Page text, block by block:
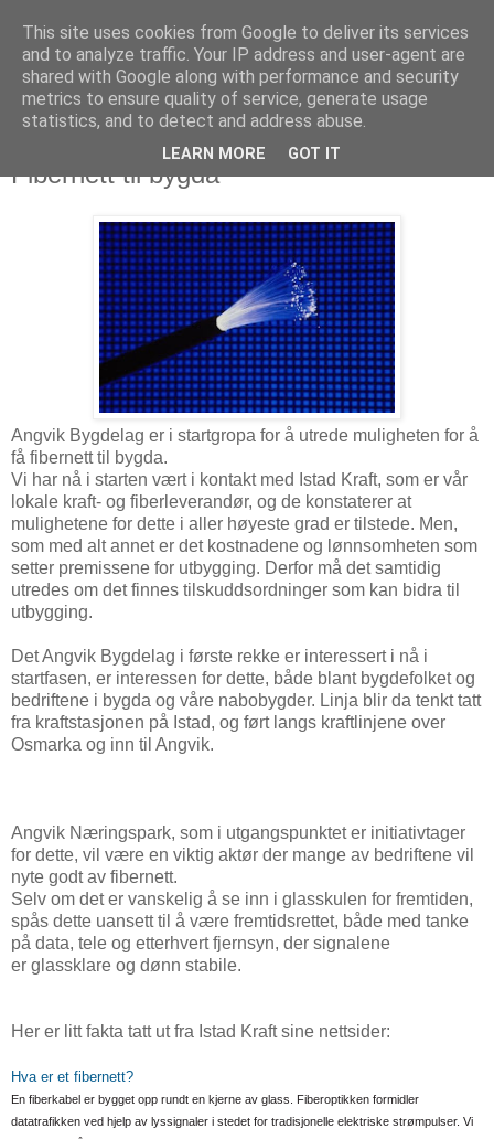
Fibernett til bygda
Angvik Bygdelag er i startgropa for å utrede muligheten for å
få fibernett til bygda.
Vi har nå i starten vært i kontakt med Istad Kraft, som er vår
lokale kraft- og fiberleverandør, og de konstaterer at
mulighetene for dette i aller høyeste grad er tilstede. Men,
som med alt annet er det kostnadene og lønnsomheten som
setter premissene for utbygging. Derfor må det samtidig
utredes om det finnes tilskuddsordninger som kan bidra til
utbygging.
Det Angvik Bygdelag i første rekke er interessert i nå i
startfasen, er interessen for dette, både blant bygdefolket og
bedriftene i bygda og våre nabobygder. Linja blir da tenkt tatt
fra kraftstasjonen på Istad, og ført langs kraftlinjene over
Osmarka og inn til Angvik.
Angvik Næringspark, som i utgangspunktet er initiativtager
for dette, vil være en viktig aktør der mange av bedriftene vil
nyte godt av fibernett.
Selv om det er vanskelig å se inn i glasskulen for fremtiden,
spås dette uansett til å være fremtidsrettet, både med tanke
på data, tele og etterhvert fjernsyn, der signalene
er glassklare og dønn stabile.
Her er litt fakta tatt ut fra Istad Kraft sine nettsider:
Hva er et fibernett?
En fiberkabel er bygget opp rundt en kjerne av glass. Fiberoptikken formidler
datatrafikken ved hjelp av lyssignaler i stedet for tradisjonelle elektriske strømpulser. Vi
This site uses cookies from Google to deliver its services
and to analyze traffic. Your IP address and user-agent are
shared with Google along with performance and security
metrics to ensure quality of service, generate usage
statistics, and to detect and address abuse.
LEARN MORE GOT IT